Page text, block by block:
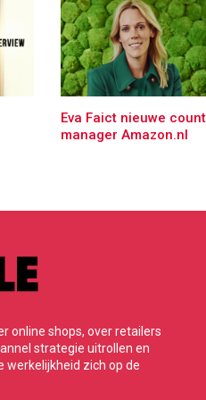
Eva Faict nieuwe
manager Amazon.nl
online shops, over retailers
strategie uitrollen en
werkelijkheid zich op de